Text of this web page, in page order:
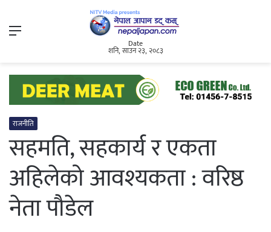
Menu
Date
शनि, साउन २३, २०८३
राजनीति
सहमति, सहकार्य र एकता
अहिलेको आवश्यकता : वरिष्ठ
नेता पौडेल